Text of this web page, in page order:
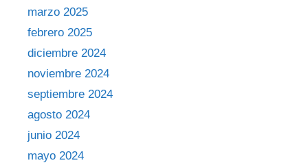
marzo 2025
febrero 2025
diciembre 2024
noviembre 2024
septiembre 2024
agosto 2024
junio 2024
mayo 2024